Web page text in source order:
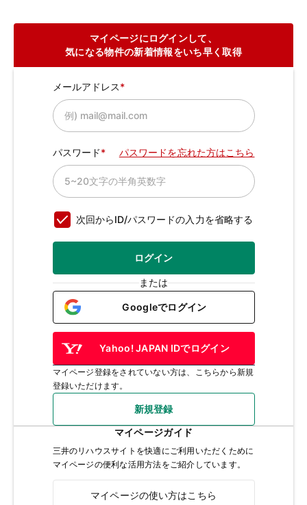
マイページにログインして、
気になる物件の新着情報をいち早く取得
メールアドレス
パスワード パスワードを忘れた方はこちら
次回からID/パスワードの入力を省略する
ログイン
または
Googleでログイン
Yahoo! JAPAN IDでログイン
マイページ登録をされていない方は、こちらから新規
登録いただけます。
新規登録
マイページガイド
三井のリハウスサイトを快適にご利用いただくために
マイページの便利な活用方法をご紹介しています。
マイページの使い方はこちら